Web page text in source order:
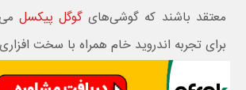
معتقد باشند که گوشی‌های گوگل پیکسل
برای تجربه اندروید خام همراه با سخت